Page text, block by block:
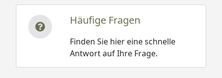
Häufige Fragen
Finden Sie hier eine schnelle
Antwort auf Ihre Frage.